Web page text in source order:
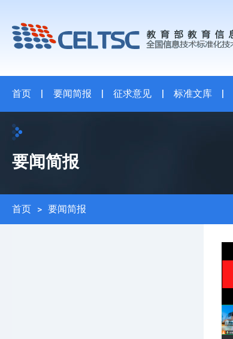
首页 | 要闻简报 | 征求意见 | 标准文库 |
要闻简报
首页 > 要闻简报